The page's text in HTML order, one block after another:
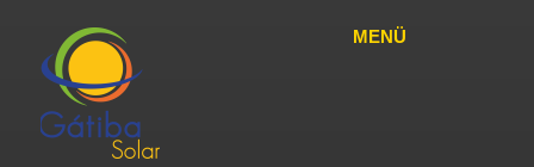
MENÜ